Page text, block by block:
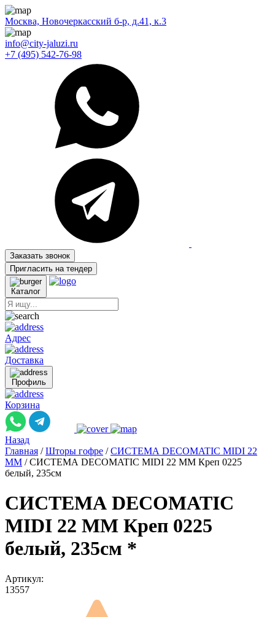
Москва, Новочеркасский б-р, д.41, к.3
info@city-jaluzi.ru
+7 (495) 542-76-98
Заказать звонок
Пригласить на тендер
Каталог
Адрес
Доставка
Профиль
Корзина
Назад
Главная / Шторы гофре / СИСТЕМА DECOMATIC MIDI 22
ММ / СИСТЕМА DECOMATIC MIDI 22 ММ Креп 0225
белый, 235см
СИСТЕМА DECOMATIC
MIDI 22 ММ Креп 0225
белый, 235см *
Артикул:
13557